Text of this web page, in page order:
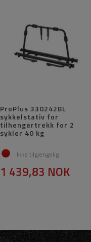
ProPlus 330242BL
sykkelstativ for
tilhengertrekk for 2
sykler 40 kg
Ikke tilgjengelig
1 439,83 NOK